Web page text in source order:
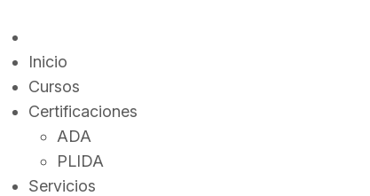
Inicio
Cursos
Certificaciones
ADA
PLIDA
Servicios